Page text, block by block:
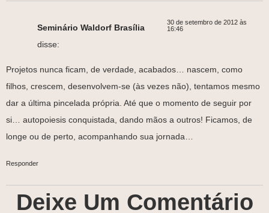
Seminário Waldorf Brasília
disse:
30 de setembro de 2012 às
16:46
Projetos nunca ficam, de verdade, acabados… nascem, como
filhos, crescem, desenvolvem-se (às vezes não), tentamos mesmo
dar a última pincelada própria. Até que o momento de seguir por
si… autopoiesis conquistada, dando mãos a outros! Ficamos, de
longe ou de perto, acompanhando sua jornada…
Responder
Deixe Um Comentário